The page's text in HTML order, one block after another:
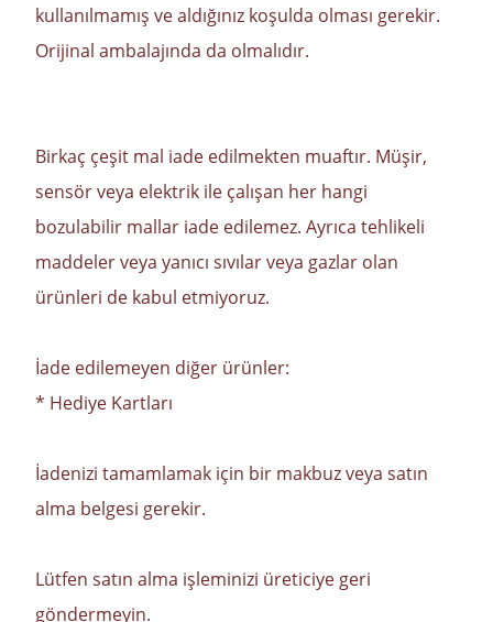
kullanılmamış ve aldığınız koşulda olması gerekir.
Orijinal ambalajında ​​da olmalıdır.
Birkaç çeşit mal iade edilmekten muaftır. Müşir,
sensör veya elektrik ile çalışan her hangi
bozulabilir mallar iade edilemez. Ayrıca tehlikeli
maddeler veya yanıcı sıvılar veya gazlar olan
ürünleri de kabul etmiyoruz.
İade edilemeyen diğer ürünler:
* Hediye Kartları
İadenizi tamamlamak için bir makbuz veya satın
alma belgesi gerekir.
Lütfen satın alma işleminizi üreticiye geri
göndermeyin.